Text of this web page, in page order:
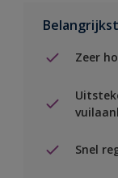
Zeer
Snel